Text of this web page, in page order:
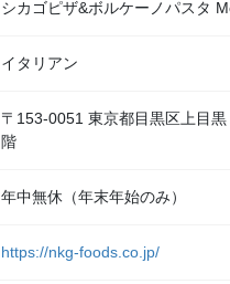
シカゴピザ&ボルケーノパスタ
イタリアン
〒153-0051 東京都目黒区上目
階
年中無休（年末年始のみ）
https://nkg-foods.co.jp/